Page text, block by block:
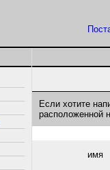
Если хотите
расположенной
имя